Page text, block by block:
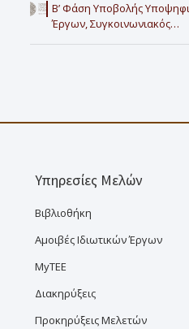
Β’ Φάση Υποβολής
Έργων, Συγκοινωνιακός…
Υπηρεσίες Μελών
Βιβλιοθήκη
Αμοιβές Ιδιωτικών Έργων
MyTEE
Διακηρύξεις
Προκηρύξεις Μελετών